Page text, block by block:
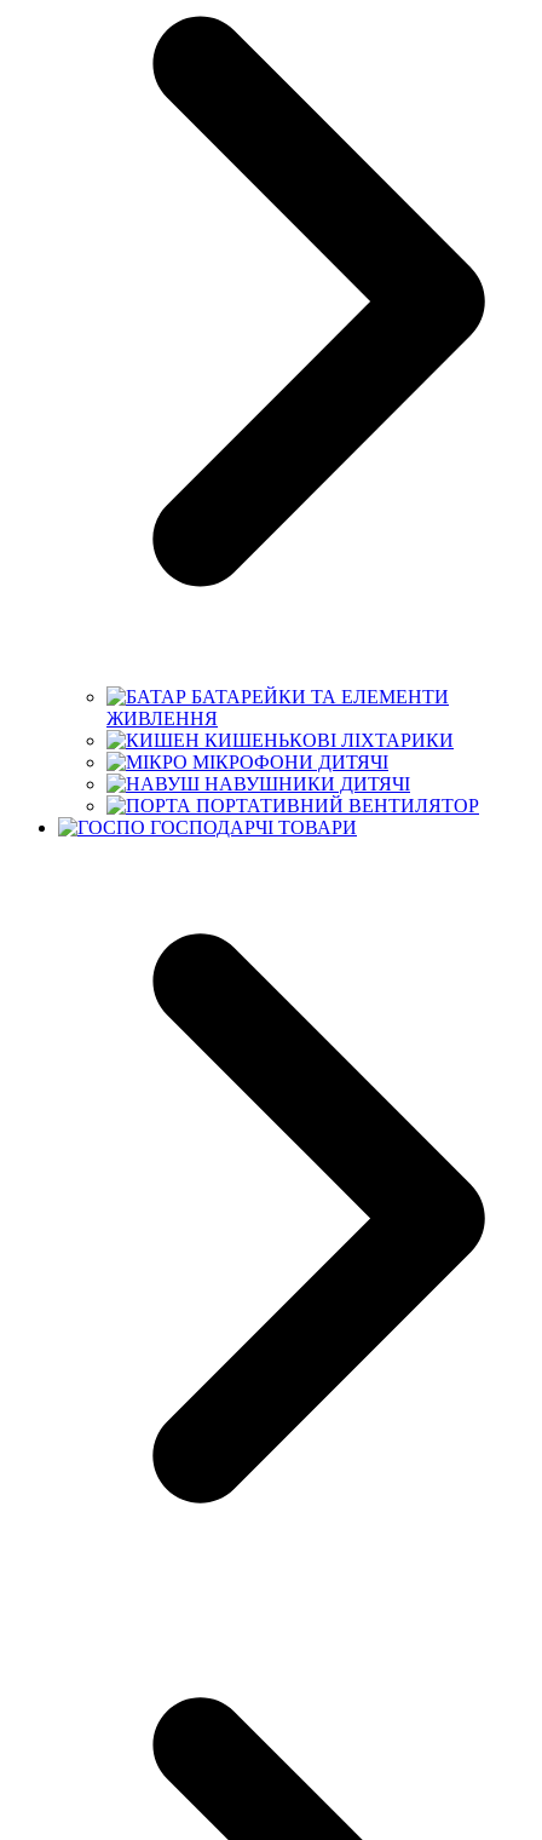
БАТАРЕЙКИ ТА ЕЛЕМЕНТИ
ЖИВЛЕННЯ
КИШЕНЬКОВІ ЛІХТАРИКИ
МІКРОФОНИ ДИТЯЧІ
НАВУШНИКИ ДИТЯЧІ
ПОРТАТИВНИЙ ВЕНТИЛЯТОР
ГОСПОДАРЧІ ТОВАРИ